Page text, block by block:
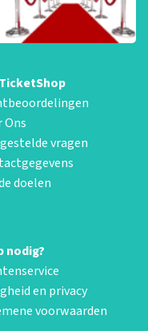
Ons
vragen
doelen
nodig?
en privacy
voorwaarden